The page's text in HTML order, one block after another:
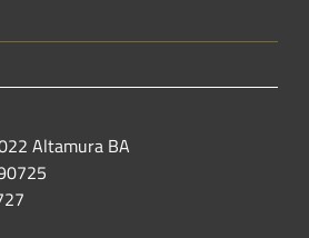
Altamura BA